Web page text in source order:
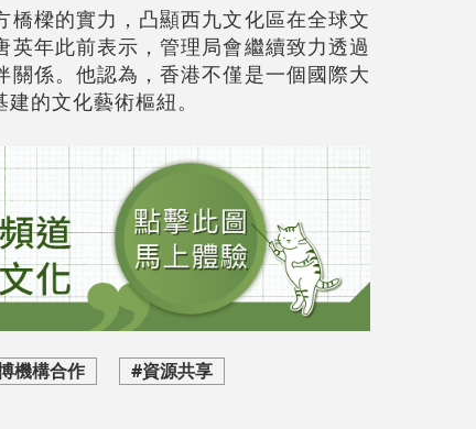
樑的實力，凸顯西九文化區在全球文
年此前表示，管理局會繼續致力透過
係。他認為，香港不僅是一個國際大
的文化藝術樞紐。
機構合作
#資源共享